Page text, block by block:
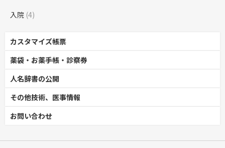
入院 (4)
カスタマイズ帳票
薬袋・お薬手帳・診察券
人名辞書の公開
その他技術、医事情報
お問い合わせ